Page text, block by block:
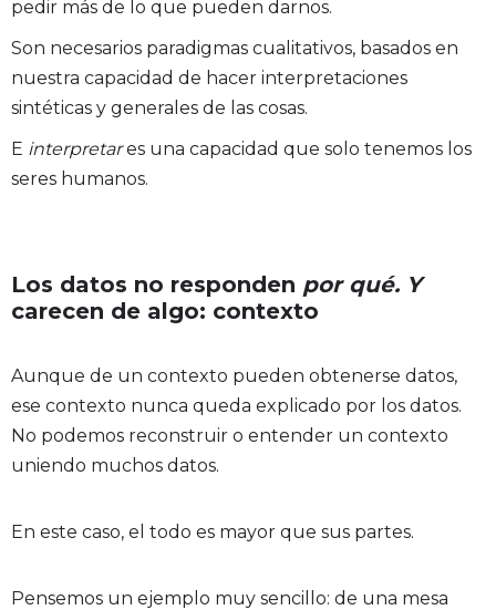
pedir más de lo que pueden darnos.
Son necesarios paradigmas cualitativos, basados en
nuestra capacidad de hacer interpretaciones
sintéticas y generales de las cosas.
E interpretares una capacidad que solo tenemos los
seres humanos.
Los datos no responden por qué. Y
carecen de algo: contexto
Aunque de un contexto pueden obtenerse datos,
ese contexto nunca queda explicado por los datos.
No podemos reconstruir o entender un contexto
uniendo muchos datos.
En este caso, el todo es mayor que sus partes.
Pensemos un ejemplo muy sencillo: de una mesa